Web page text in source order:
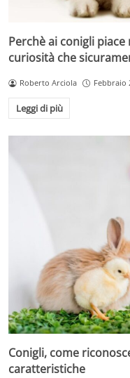
Perchè ai conigli
curiosità che
Roberto Arciola Febbraio
Leggi di più
Conigli, come
caratteristiche